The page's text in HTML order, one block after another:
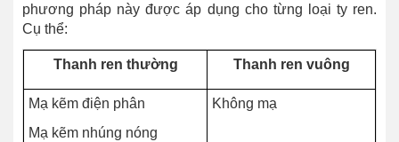
phương pháp này được áp dụng cho từng loại ty ren.
Cụ thể:
Thanh ren thường Thanh ren vuông
Mạ kẽm điện phân
Mạ kẽm nhúng nóng
Không mạ